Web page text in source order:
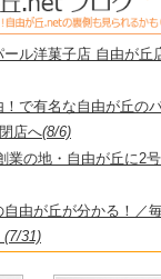
ール洋菓子店 自由が
！で有名な自由が丘の
店へ(8/6)
業の地・自由が丘に2
由が丘が分かる！／
(7/31)